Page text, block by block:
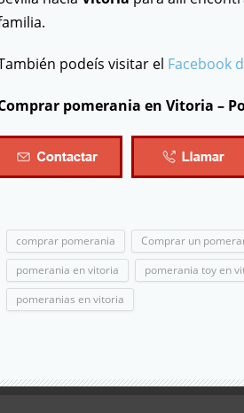
podeís visitar el Facebook
pomerania en Vitoria –
comprar pomerania
Comprar un
pomerania en vitoria
pomerania toy en
pomeranias en vitoria